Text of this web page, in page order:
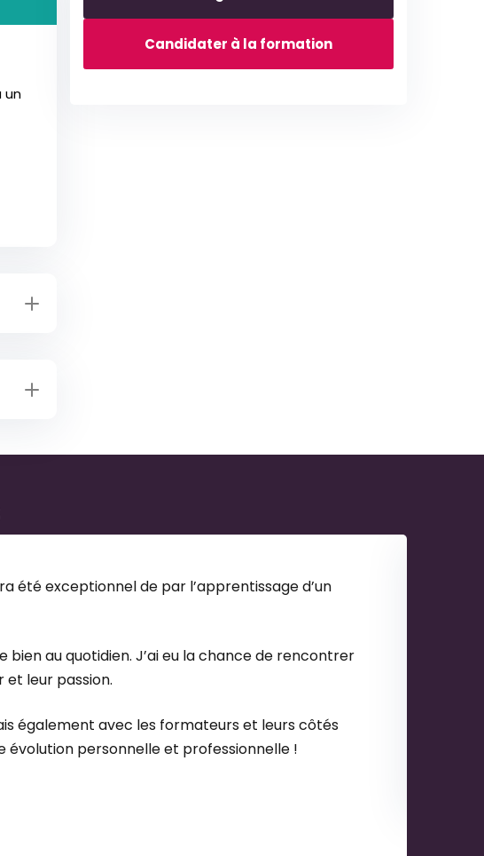
un
Candidater à la formation
été exceptionnel de par l’apprentissage d’un
au quotidien. J’ai eu la chance de rencontrer
leur passion.
également avec les formateurs et leurs côtés
personnelle et professionnelle !